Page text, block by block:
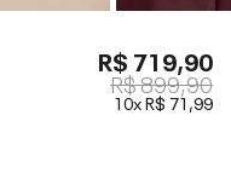
R$ 719,90
R$ 899,90
10xR$ 71,99